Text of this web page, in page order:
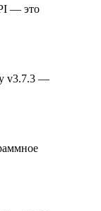
— это
v3.7.3 —